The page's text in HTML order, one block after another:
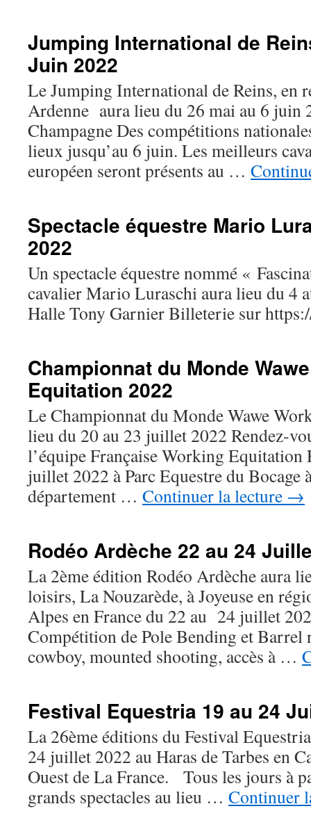
Jumping International de
Juin 2022
Le Jumping International de Reins, en
Ardenne aura lieu du 26 mai au 6 juin
Champagne Des compétitions
lieux jusqu’au 6 juin. Les meilleurs
européen seront présents au …
Spectacle équestre Mario
2022
Un spectacle équestre nommé «
cavalier Mario Luraschi aura lieu du 4
Halle Tony Garnier Billeterie sur
Championnat du Monde
Equitation 2022
Le Championnat du Monde Wawe
lieu du 20 au 23 juillet 2022 Rendez-
l’équipe Française Working Equitation
juillet 2022 à Parc Equestre du
département … Continuer la lecture →
Rodéo Ardèche 22 au 24
La 2ème édition Rodéo Ardèche aura
loisirs, La Nouzarède, à Joyeuse en
Alpes en France du 22 au 24 juillet
Compétition de Pole Bending et Barrel
cowboy, mounted shooting, accès à …
Festival Equestria 19 au 24
La 26ème éditions du Festival
24 juillet 2022 au Haras de Tarbes en
Ouest de La France. Tous les jours à
grands spectacles au lieu … Continuer